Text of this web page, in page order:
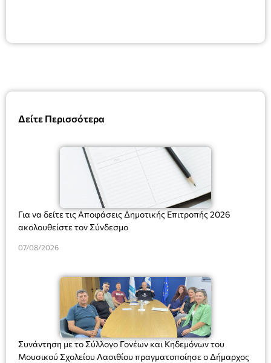
Δείτε Περισσότερα
Για να δείτε τις Αποφάσεις Δημοτικής Επιτροπής 2026
ακολουθείστε τον Σύνδεσμο
07/08/2026
Συνάντηση με το Σύλλογο Γονέων και Κηδεμόνων του
Μουσικού Σχολείου Λασιθίου πραγματοποίησε ο Δήμαρχος